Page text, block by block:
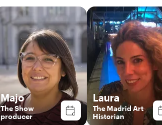
Majo
The Show
producer
Laura
The Madrid Art
Historian